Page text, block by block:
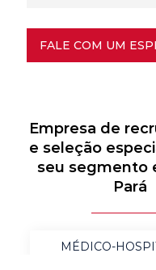
FALE COM UM
Empresa de
e seleção
seu segmento
Pará
MÉDICO-